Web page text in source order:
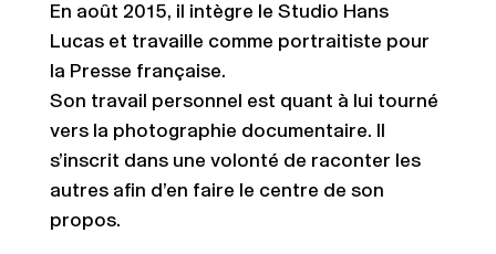
En août 2015, il intègre le Studio Hans
Lucas et travaille comme portraitiste pour
la Presse française.
Son travail personnel est quant à lui tourné
vers la photographie documentaire. Il
s’inscrit dans une volonté de raconter les
autres afin d’en faire le centre de son
propos.